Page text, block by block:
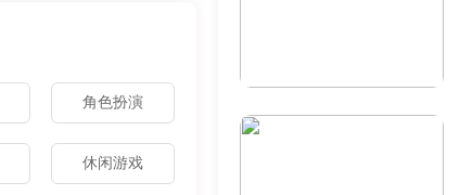
角色扮演
休闲游戏